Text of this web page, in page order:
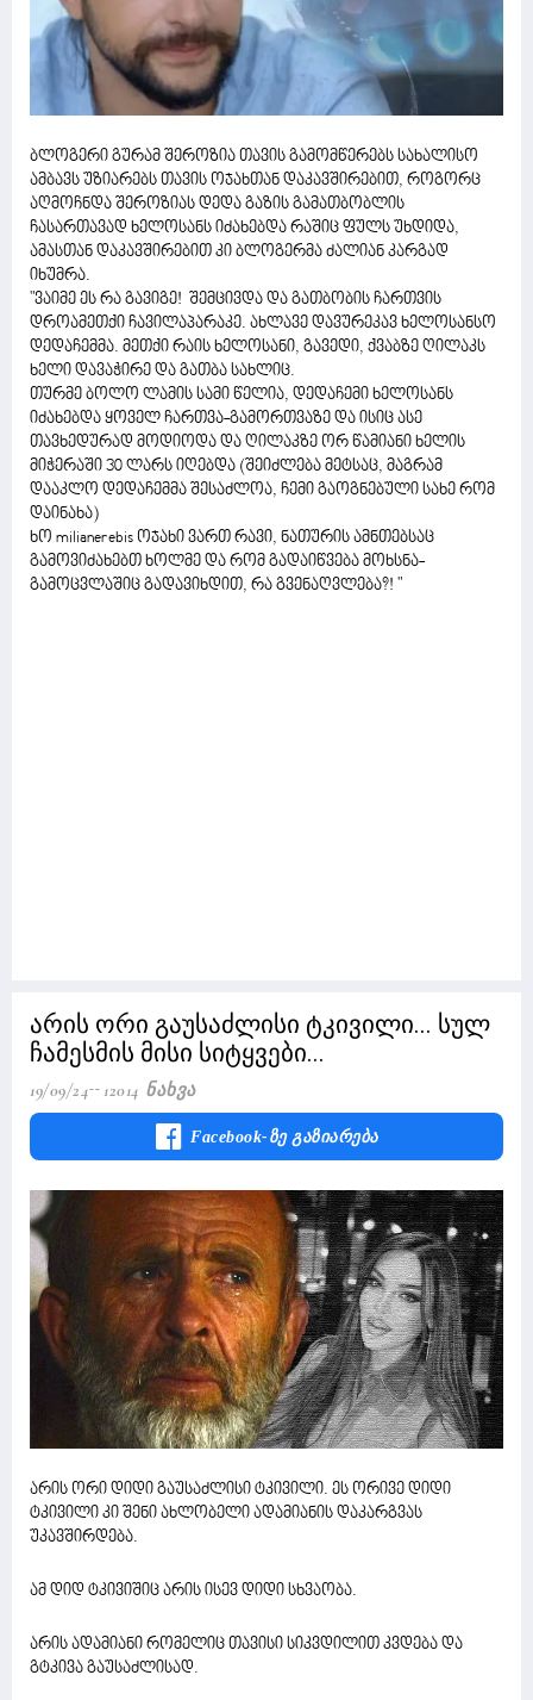
ბლოგერი გურამ შეროზია თავის გამომწერებს სახალისო
ამბავს უზიარებს თავის ოჯახთან დაკავშირებით, როგორც
აღმოჩნდა შეროზიას დედა გაზის გამათბობლის
ჩასართავად ხელოსანს იძახებდა რაშიც ფულს უხდიდა,
ამასთან დაკავშირებით კი ბლოგერმა ძალიან კარგად
იხუმრა.
"ვაიმე ეს რა გავიგე! შემცივდა და გათბობის ჩართვის
დროამეთქი ჩავილაპარაკე. ახლავე დავურეკავ ხელოსანსო
დედაჩემმა. მეთქი რაის ხელოსანი, გავედი, ქვაბზე ღილაკს
ხელი დავაჭირე და გათბა სახლიც.
თურმე ბოლო ლამის სამი წელია, დედაჩემი ხელოსანს
იძახებდა ყოველ ჩართვა-გამორთვაზე და ისიც ასე
თავხედურად მოდიოდა და ღილაკზე ორ წამიანი ხელის
მიჭერაში 30 ლარს იღებდა (შეიძლება მეტსაც, მაგრამ
დააკლო დედაჩემმა შესაძლოა, ჩემი გაოგნებული სახე რომ
დაინახა)
ხო milianerebis ოჯახი ვართ რავი, ნათურის ამნთებსაც
გამოვიძახებთ ხოლმე და რომ გადაიწვება მოხსნა-
გამოცვლაშიც გადავიხდით, რა გვენაღვლება?! "
არის ორი გაუსაძლისი ტკივილი... სულ
ჩამესმის მისი სიტყვები...
19/09/24 12014 Ნახვა
Facebook-Ზე Გაზიარება
არის ორი დიდი გაუსაძლისი ტკივილი. ეს ორივე დიდი
ტკივილი კი შენი ახლობელი ადამიანის დაკარგვას
უკავშირდება.
ამ დიდ ტკივიშიც არის ისევ დიდი სხვაობა.
არის ადამიანი რომელიც თავისი სიკვდილით კვდება და
გტკივა გაუსაძლისად.